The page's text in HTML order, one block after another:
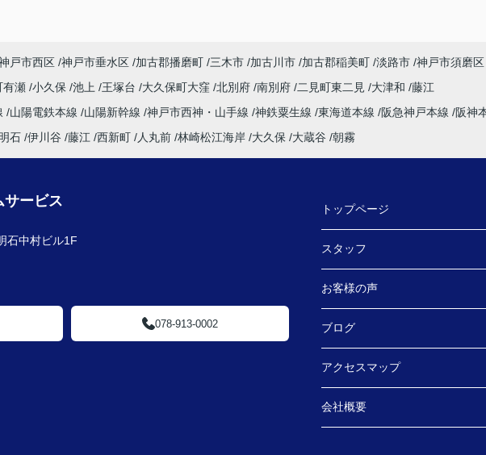
戸市西区 神戸市垂水区 加古郡播磨町 三木市 加古川市 加古郡稲美町 淡路市 神戸市須磨区
有瀬 小久保 池上 王塚台 大久保町大窪 北別府 南別府 二見町東二見 大津和 藤江
山陽電鉄本線 山陽新幹線 神戸市西神・山手線 神鉄粟生線 東海道本線 阪急神戸本線
阪神
石 伊川谷 藤江 西新町 人丸前 林崎松江海岸 大久保 大蔵谷 朝霧
サービス
石中村ビル1F
078-913-0002
トップページ
スタッフ
お客様の声
ブログ
アクセスマップ
会社概要